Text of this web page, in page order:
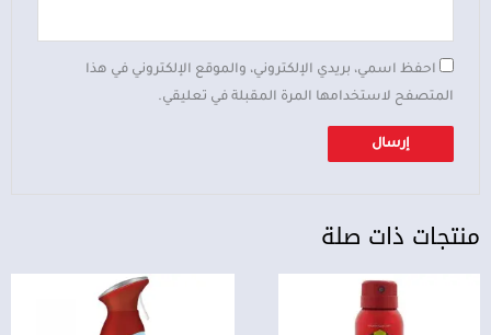
احفظ اسمي، بريدي الإلكتروني، والموقع الإلكتروني في هذا
المتصفح لاستخدامها المرة المقبلة في تعليقي.
منتجات ذات صلة